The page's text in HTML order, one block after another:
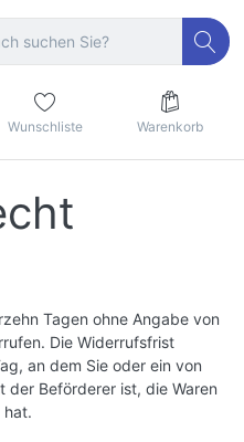
Wunschliste Warenkorb
Tagen ohne Angabe von
Die Widerrufsfrist
an dem Sie oder ein von
der Beförderer ist, die Waren
hat.